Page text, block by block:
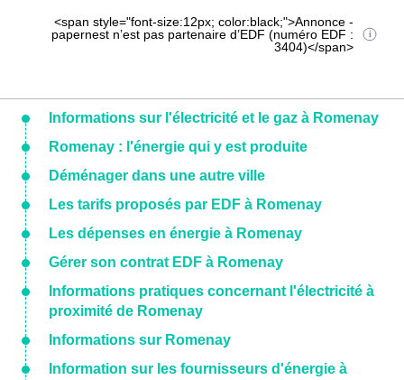
<span style="font-size:12px; color:black;">Annonce -
papernest n’est pas partenaire d’EDF (numéro EDF :
3404)</span>
Informations sur l'électricité et le gaz à Romenay
Romenay : l'énergie qui y est produite
Déménager dans une autre ville
Les tarifs proposés par EDF à Romenay
Les dépenses en énergie à Romenay
Gérer son contrat EDF à Romenay
Informations pratiques concernant l'électricité à
proximité de Romenay
Informations sur Romenay
Information sur les fournisseurs d'énergie à